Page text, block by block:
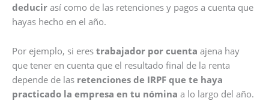
deducir así como de las retenciones y pagos a cuenta que
hayas hecho en el año.
Por ejemplo, si eres trabajador por cuenta ajena hay
que tener en cuenta que el resultado final de la renta
depende de las retenciones de IRPF que te haya
practicado la empresa en tu nómina a lo largo del año.